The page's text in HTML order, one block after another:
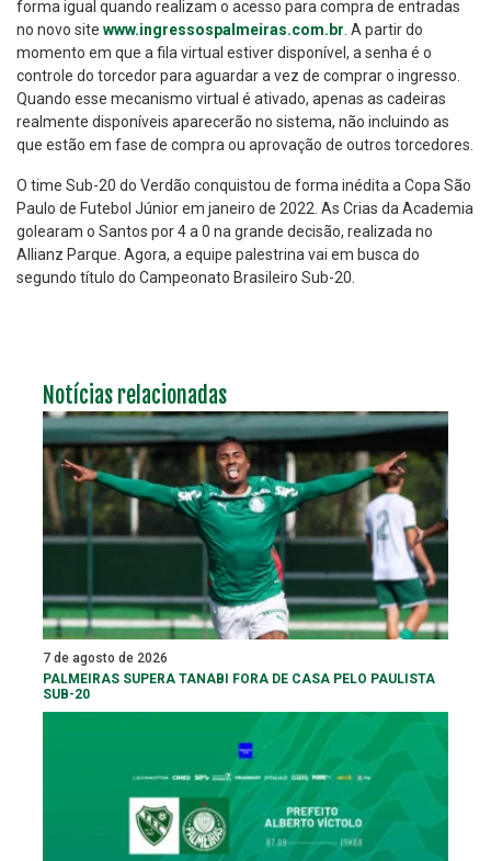
forma igual quando realizam o acesso para compra de entradas
no novo site www.ingressospalmeiras.com.br . A partir do
momento em que a fila virtual estiver disponível, a senha é o
controle do torcedor para aguardar a vez de comprar o ingresso.
Quando esse mecanismo virtual é ativado, apenas as cadeiras
realmente disponíveis aparecerão no sistema, não incluindo as
que estão em fase de compra ou aprovação de outros torcedores.
O time Sub-20 do Verdão conquistou de forma inédita a Copa São
Paulo de Futebol Júnior em janeiro de 2022. As Crias da Academia
golearam o Santos por 4 a 0 na grande decisão, realizada no
Allianz Parque. Agora, a equipe palestrina vai em busca do
segundo título do Campeonato Brasileiro Sub-20.
Notícias relacionadas
7 de agosto de 2026
PALMEIRAS SUPERA TANABI FORA DE CASA PELO PAULISTA
SUB-20